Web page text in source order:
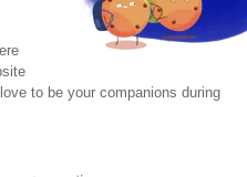
I Tous droits réservés
to be your companions during